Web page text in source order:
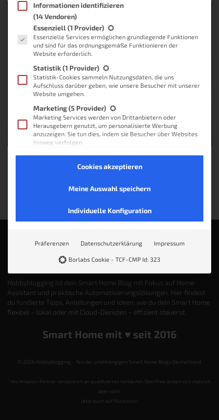
Keine Produkte gefunden.
Hobbyblogging ist dein Smart Home Blog mit Fokus auf Home
Assistant und praktische Automatisierungslösungen. Hier findest
du fundierte Tipps, Anleitungen und Ideen, wie du dein Smart Home
flexibel – lokal oder mit Cloud-Diensten – effizient steuerst.
Smart Home mit ♥️ seit 2016
© 2026 Hobbyblogging – Teil der unabhängigen Smart Home Blogs Deutschland
* Als Amazon-Partner verdiene ich an qualifizierten Verkäufen. Dein Preis ändert sich dadurch
aber nicht.
Jetzt auch auf Mastodon
Informationen identifizieren
(14 Vendoren)
Es folgt eine Liste der Service-Gruppen, für die eine
Essenziell(1 Provider)
Essenzielle Services ermöglichen grundlegende Funktionen
und sind für das ordnungsgemäße Funktionieren der
Website erforderlich.
Statistik(1 Provider)
Statistik-Cookies sammeln Nutzungsdaten, die uns
Aufschluss darüber geben, wie unsere Besucher mit unserer
Website umgehen.
Marketing(5 Provider)
Marketing Services werden von Drittanbietern oder
Herausgebern genutzt, um personalisierte Werbung
anzuzeigen. Sie tun dies, indem sie Besucher über Websites
hinweg verfolgen.
Externe Medien(2 Provider)
Inhalte von Videoplattformen und Social-Media-
diese Inhalte keine manuelle Einwilligung mehr erforderlich.
Cookies akzeptieren
Meine Auswahl speichern
Individuelle Konfiguration
Präferenzen Datenschutzerklärung Impressum
Borlabs Cookie - TCF-CMP Id: 323